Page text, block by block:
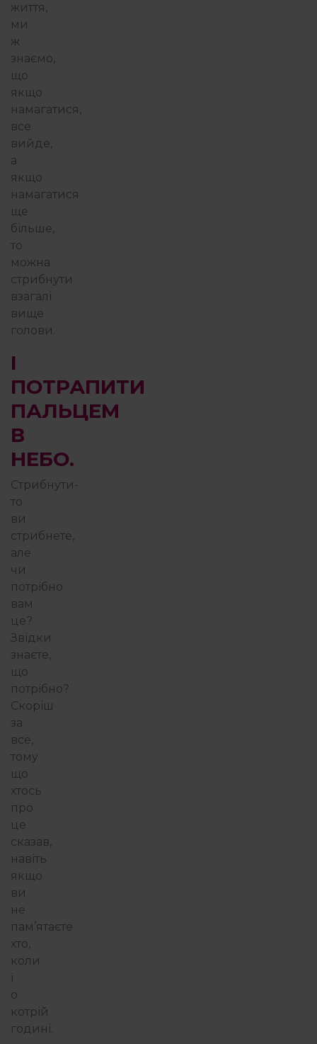
життя,
ми
ж
знаємо,
що
якщо
намагатися,
все
вийде,
а
якщо
намагатися
ще
більше,
то
можна
стрибнути
взагалі
вище
голови.
І
ПОТРАПИТИ
ПАЛЬЦЕМ
В
НЕБО.
Стрибнути-
то
ви
стрибнете,
але
чи
потрібно
вам
це?
Звідки
знаєте,
що
потрібно?
Скоріш
за
все,
тому
що
хтось
про
це
сказав,
навіть
якщо
ви
не
пам’ятаєте
хто,
коли
і
о
котрій
годині.